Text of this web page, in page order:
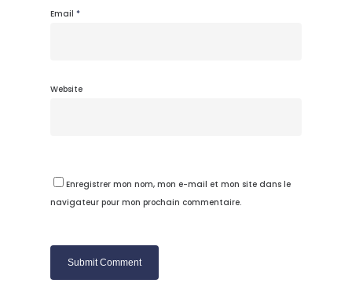
Email *
Website
Enregistrer mon nom, mon e-mail et mon site dans le
navigateur pour mon prochain commentaire.